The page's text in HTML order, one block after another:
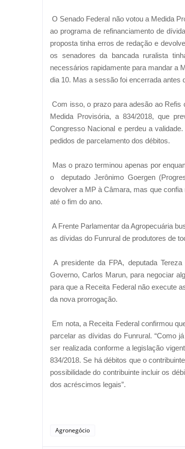
O Senado Federal não votou a Medida
ao programa de refinanciamento de
proposta tinha erros de redação e
os senadores da bancada ruralista
necessários rapidamente para mandar a
dia 10. Mas a sessão foi encerrada antes
Com isso, o prazo para adesão ao Refis
Medida Provisória, a 834/2018, que
Congresso Nacional e perdeu a
pedidos de parcelamento dos débitos.
Mas o prazo terminou apenas por
o deputado Jerônimo Goergen
devolver a MP à Câmara, mas que
até o fim do ano.
A Frente Parlamentar da Agropecuária
as dívidas do Funrural de produtores de
A presidente da FPA, deputada
Governo, Carlos Marun, para negociar
para que a Receita Federal não execute
da nova prorrogação.
Em nota, a Receita Federal confirmou
parcelar as dívidas do Funrural. “Como
ser realizada conforme a legislação
834/2018. Se há débitos que o
possibilidade do contribuinte incluir os
dos acréscimos legais”.
Agronegócio